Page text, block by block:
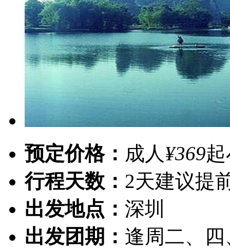
预定价格： 成人 ¥369起
行程天数： 2天建议提
出发地点： 深圳
出发团期： 逢周二、